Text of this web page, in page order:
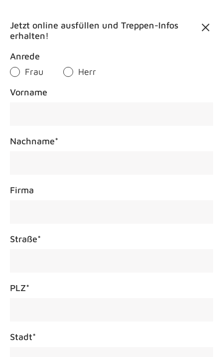
Jetzt online ausfüllen und Treppen-Infos
erhalten!
Anrede
Frau
Herr
Vorname
Nachname*
Firma
Straße*
PLZ*
Stadt*